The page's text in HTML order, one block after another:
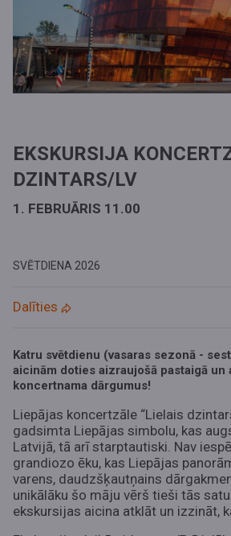
EKSKURSIJA
DZINTARS/LV
1. FEBRUĀRIS 11.00
SVĒTDIENA 2026
Dalīties
Katru svētdienu (vasaras sezonā -
aicinām doties aizraujošā pastaigā un
koncertnama dārgumus!
Liepājas koncertzāle “Lielais
gadsimta Liepājas simbolu, kas
Latvijā, tā arī starptautiski. Nav
grandiozo ēku, kas Liepājas
varens, daudzšķautņains
unikālāku šo māju vērš tieši tās
ekskursijas aicina atklāt un izzināt,